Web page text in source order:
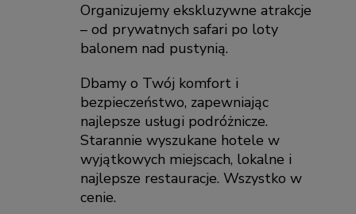
Organizujemy ekskluzywne atrakcje
– od prywatnych safari po loty
balonem nad pustynią.
Dbamy o Twój komfort i
bezpieczeństwo, zapewniając
najlepsze usługi podróżnicze.
Starannie wyszukane hotele w
wyjątkowych miejscach, lokalne i
najlepsze restauracje. Wszystko w
cenie.